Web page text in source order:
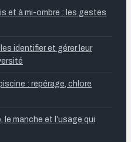
et à mi-ombre : les gestes
identifier et gérer leur
: repérage, chlore
manche et l’usage qui